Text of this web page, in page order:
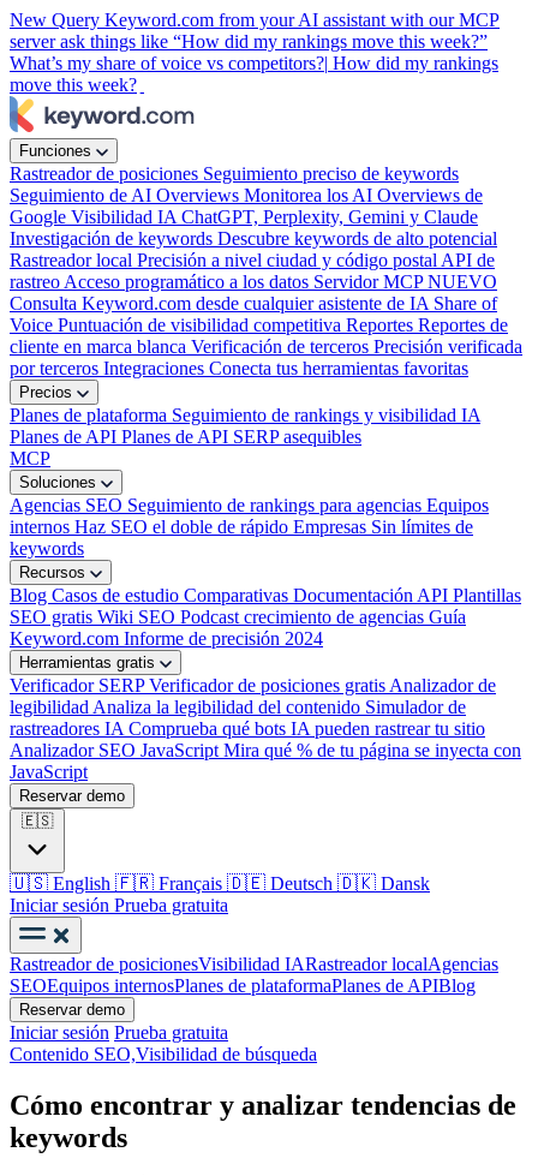
New Query Keyword.com from your AI assistant with our MCP
server ask things like “How did my rankings move this week?”
What’s my share of voice vs competitors?| How did my rankings
move this week?
Funciones
Rastreador de posiciones Seguimiento preciso de keywords
Seguimiento de AI Overviews Monitorea los AI Overviews de
Google Visibilidad IA ChatGPT, Perplexity, Gemini y Claude
Investigación de keywords Descubre keywords de alto potencial
Rastreador local Precisión a nivel ciudad y código postal API de
rastreo Acceso programático a los datos Servidor MCPNUEVO
Consulta Keyword.com desde cualquier asistente de IA Share of
Voice Puntuación de visibilidad competitiva Reportes Reportes de
cliente en marca blanca Verificación de terceros Precisión verificada
por terceros Integraciones Conecta tus herramientas favoritas
Precios
Planes de plataforma Seguimiento de rankings y visibilidad IA
Planes de API Planes de API SERP asequibles
MCP
Soluciones
Agencias SEO Seguimiento de rankings para agencias Equipos
internos Haz SEO el doble de rápido Empresas Sin límites de
keywords
Recursos
Blog Casos de estudio Comparativas Documentación API Plantillas
SEO gratis Wiki SEO Podcast crecimiento de agencias Guía
Keyword.com Informe de precisión 2024
Herramientas gratis
Verificador SERPVerificador de posiciones gratis Analizador de
legibilidad Analiza la legibilidad del contenido Simulador de
rastreadores IA Comprueba qué bots IA pueden rastrear tu sitio
Analizador SEO JavaScript Mira qué % de tu página se inyecta con
JavaScript
Reservar demo
🇪🇸
🇺🇸 English 🇫🇷 Français 🇩🇪 Deutsch 🇩🇰 Dansk
Iniciar sesión Prueba gratuita
Rastreador de posicionesVisibilidad IARastreador localAgencias
SEOEquipos internosPlanes de plataformaPlanes de APIBlog
Reservar demo
Iniciar sesión Prueba gratuita
Contenido SEO,Visibilidad de búsqueda
Cómo encontrar y analizar tendencias de
keywords